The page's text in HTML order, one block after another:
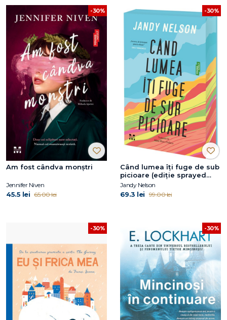
-30%
Am fost cândva monștri
Jennifer Niven
45.5 lei 65.00 lei
-30%
Când lumea îți fuge de sub
picioare (ediție sprayed
edges)
Jandy Nelson
69.3 lei 99.00 lei
-30% -30%